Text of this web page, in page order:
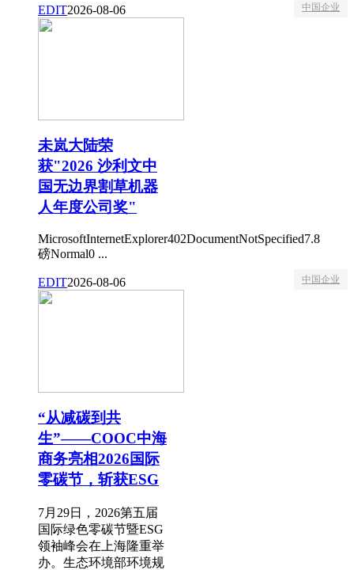
EDIT2026-08-06 中国企业
未岚大陆荣
获"2026 沙利文中
国无边界割草机器
人年度公司奖"
MicrosoftInternetExplorer402DocumentNotSpecified7.8
磅Normal0 ...
EDIT2026-08-06 中国企业
“从减碳到共
生”——COOC中海
商务亮相2026国际
零碳节，斩获ESG
7月29日，2026第五届
国际绿色零碳节暨ESG
领袖峰会在上海隆重举
办。生态环境部环境规